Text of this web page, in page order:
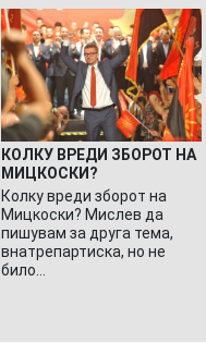
КОЛКУ ВРЕДИ ЗБОРОТ НА
МИЦКОСКИ?
Колку вреди зборот на
Мицкоски? Мислев да
пишувам за друга тема,
внатрепартиска, но не
било…